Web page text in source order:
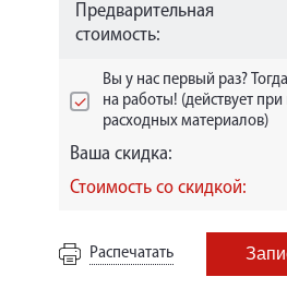
Предварительная
стоимость:
Вы у нас первый раз?
на работы! (действует при
расходных материалов)
Ваша скидка:
Стоимость со скидкой:
Распечатать